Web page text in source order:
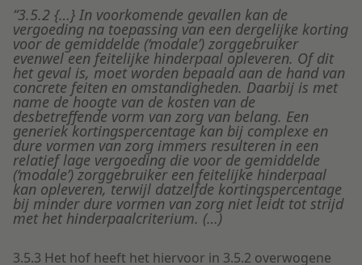
“3.5.2 {…} In voorkomende gevallen kan de
vergoeding na toepassing van een dergelijke korting
voor de gemiddelde (‘modale’) zorggebruiker
evenwel een feitelijke hinderpaal opleveren. Of dit
het geval is, moet worden bepaald aan de hand van
concrete feiten en omstandigheden. Daarbij is met
name de hoogte van de kosten van de
desbetreffende vorm van zorg van belang. Een
generiek kortingspercentage kan bij complexe en
dure vormen van zorg immers resulteren in een
relatief lage vergoeding die voor de gemiddelde
(‘modale’) zorggebruiker een feitelijke hinderpaal
kan opleveren, terwijl datzelfde kortingspercentage
bij minder dure vormen van zorg niet leidt tot strijd
met het hinderpaalcriterium. (…)
3.5.3 Het hof heeft het hiervoor in 3.5.2 overwogene